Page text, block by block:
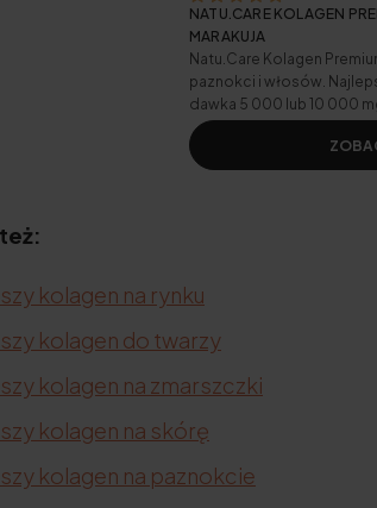
NATU.CARE KOLAGEN
MARAKUJA
Natu.Care Kolagen
paznokci i włosów.
dawka 5 000 lub 10 000
niezależne laboratorium.
kolagen na rynku
kolagen do twarzy
kolagen na zmarszczki
kolagen na skórę
kolagen na paznokcie